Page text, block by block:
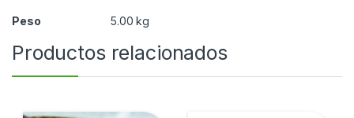
Peso 5.00 kg
Productos relacionados